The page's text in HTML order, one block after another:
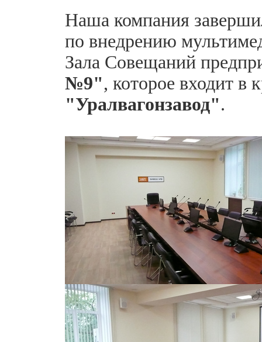
Наша компания
по внедрению
Зала Совещаний
№9", которое входит в
"Уралвагонзавод".